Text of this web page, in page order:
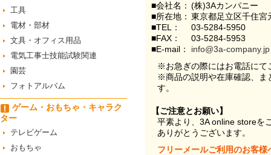
工具
電材・部材
文具・オフィス用品
電気工事士技能試験関連
園芸
フォトアルバム
ゲーム・おもちゃ・キャラク
ター
テレビゲーム
おもちゃ
■会社名： (株)3Aカンパニー
■所在地： 東京都足立区千住
■TEL：
03-5284-5950
■FAX：
03-5284-5953
■E-mail：
info@3a-company.jp
※お急ぎの際にはお電話にて
※商品の説明や在庫確認、ま
す。
【ご注意とお願い】
平素より、3A online storeを
ありがとうございます。
フリーメールご利用のお客様